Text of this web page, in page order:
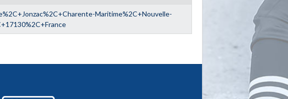
Maritime%2C+Nouvelle-